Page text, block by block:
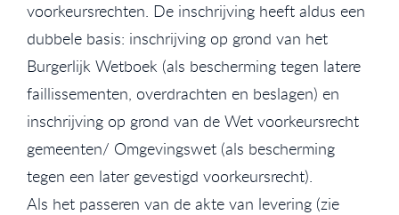
voorkeursrechten. De inschrijving heeft aldus een
dubbele basis: inschrijving op grond van het
Burgerlijk Wetboek (als bescherming tegen latere
faillissementen, overdrachten en beslagen) en
inschrijving op grond van de Wet voorkeursrecht
gemeenten/ Omgevingswet (als bescherming
tegen een later gevestigd voorkeursrecht).
Als het passeren van de akte van levering (zie